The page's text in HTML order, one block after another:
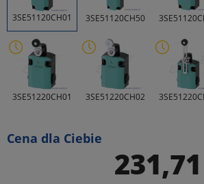
3SE51120CH01 3SE51120CH50
3SE51220CH01 3SE51220CH02
Cena dla Ciebie